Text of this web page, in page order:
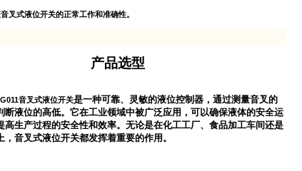
叉式液位开关的正常工作和准确性。
产品选型
音叉式液位开关是一种可靠、灵敏的液位控制器，通过测量音叉的
断液位的高低。它在工业领域中被广泛应用，可以确保液体的安全运
高生产过程的安全性和效率。无论是在化工工厂、食品加工车间还是
，音叉式液位开关都发挥着重要的作用。